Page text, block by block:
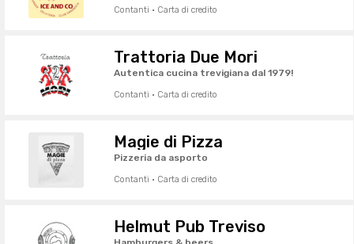
Contanti · Carta di credito
Trattoria Due Mori
Autentica cucina trevigiana dal 1979!
Contanti · Carta di credito
Magie di Pizza
Pizzeria da asporto
Contanti · Carta di credito
Helmut Pub Treviso